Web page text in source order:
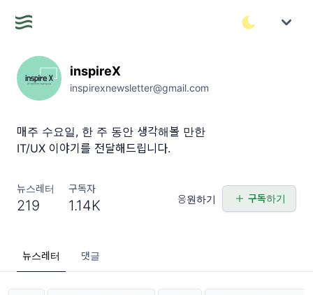
inspireX
inspirexnewsletter@gmail.com
매주 수요일, 한 주 동안 생각해볼 만한
IT/UX 이야기를 전달해드립니다.
뉴스레터
219
구독자
1.14K 응원하기 구독하기
뉴스레터 댓글